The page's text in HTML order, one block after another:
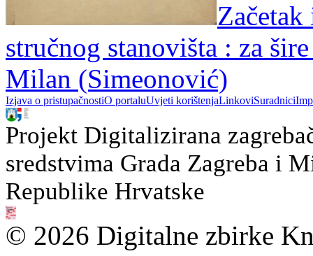
stručnog stanovišta : za
Milan (Simeonović)
Izjava o pristupačnostiO portaluUvjeti korištenjaLinkoviSuradnici
Projekt Digitalizirana
sredstvima Grada Zagreba i
Republike Hrvatske
© 2026 Digitalne zbirke